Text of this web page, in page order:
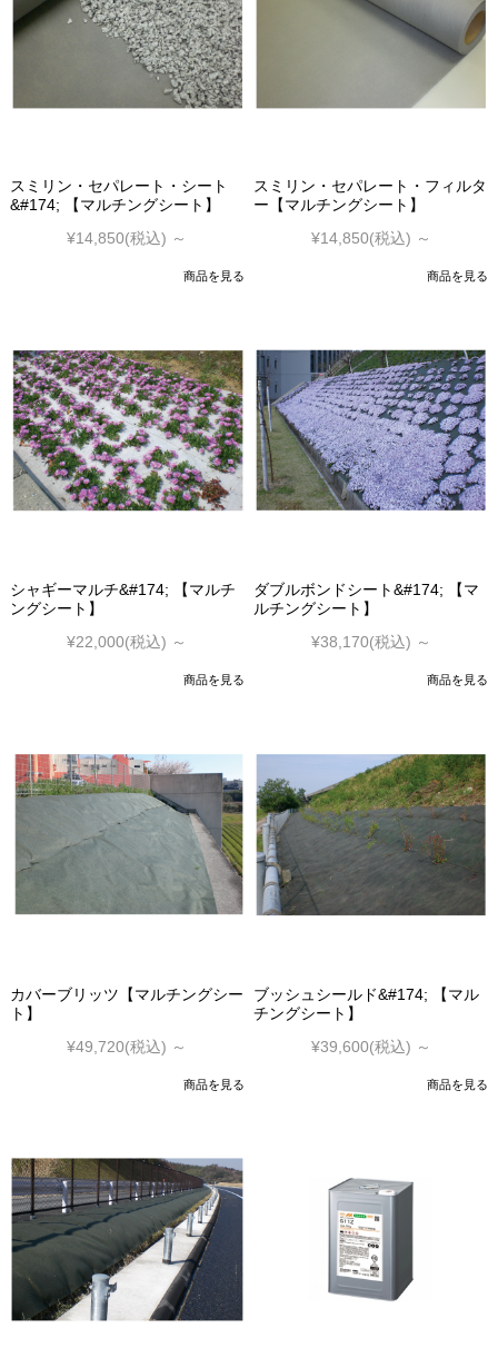
スミリン・セパレート・シート
&#174; 【マルチングシート】
¥14,850(税込) ～
商品を見る
スミリン・セパレート・フィルタ
ー【マルチングシート】
¥14,850(税込) ～
商品を見る
シャギーマルチ&#174; 【マルチ
ングシート】
¥22,000(税込) ～
商品を見る
ダブルボンドシート&#174; 【マ
ルチングシート】
¥38,170(税込) ～
商品を見る
カバーブリッツ【マルチングシー
ト】
¥49,720(税込) ～
商品を見る
ブッシュシールド&#174; 【マル
チングシート】
¥39,600(税込) ～
商品を見る